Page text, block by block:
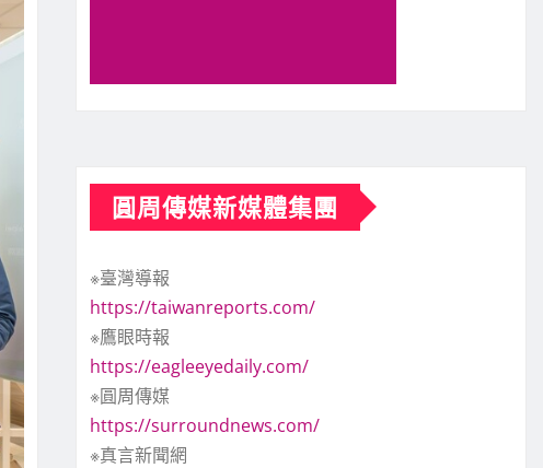
圓周傳媒新媒體集團
※臺灣導報
https://taiwanreports.com/
※鷹眼時報
https://eagleeyedaily.com/
※圓周傳媒
https://surroundnews.com/
※真言新聞網